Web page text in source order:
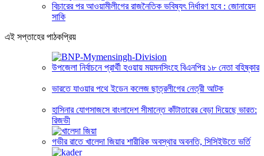
বিচারের পর আওয়ামীলীগের রাজনৈতিক ভবিষ্যৎ নির্ধারণ হবে : জোনায়েদ
সাকি
এই সপ্তাহের পাঠকপ্রিয়
উপজেলা নির্বাচনে প্রার্থী হওয়ায় ময়মনসিংহে বিএনপির ১৮ নেতা বহিষ্কার
ভারতে যাওয়ার পথে ইডেন কলেজ ছাত্রলীগের নেত্রী আটক
হাসিনার যোগসাজসে বাংলাদেশ সীমান্তে কাঁটাতারের বেড়া দিয়েছে ভারত:
রিজভী
গভীর রাতে খালেদা জিয়ার শারীরিক অবস্থার অবনতি, সিসিইউতে ভর্তি